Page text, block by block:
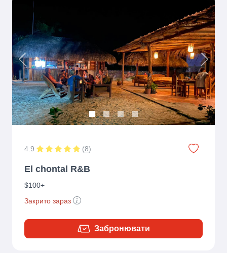
Previous Next
4.9 (8)
El chontal R&B
$100+
Закрито зараз
Забронювати